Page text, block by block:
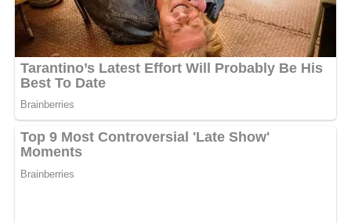
petugas di sejumlah desa maupun kelurahan.
Maka itu mengatasi persoalan tersebut DPMD
mengembangkan inovasi PROAKTIF atau Profil
Desa/Kelurahan yang Akurat Aktual Terintegrasi dan
Partisipatif dengan melibatkan pemerintah desa kelurahan
validasi data.
“Kami ingin seluruh data desa